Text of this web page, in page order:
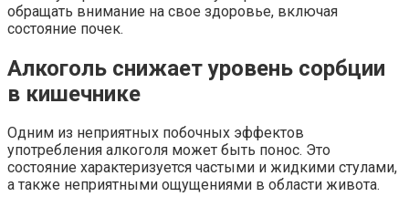
обращать внимание на свое здоровье, включая
состояние почек.
Алкоголь снижает уровень сорбции
в кишечнике
Одним из неприятных побочных эффектов
употребления алкоголя может быть понос. Это
состояние характеризуется частыми и жидкими стулами,
а также неприятными ощущениями в области живота.